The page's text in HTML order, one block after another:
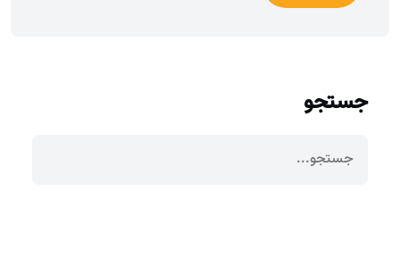
جستجو